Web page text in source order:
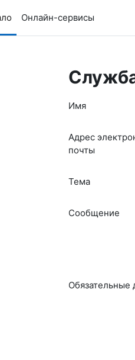
Онлайн-сервисы
Имя
Адрес
почты
Тема
Сообщение
Обязательные